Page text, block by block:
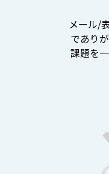
メール/
であり
課題を